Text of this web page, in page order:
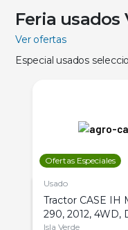
Feria
Ver ofertas
Especial usados
Ofertas Especiales
Usado
Tractor CASE IH
290, 2012, 4WD,
Isla Verde